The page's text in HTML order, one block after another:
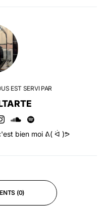
EST SERVI PAR
bien moi ᕕ( ᐛ )ᕗ
(0)